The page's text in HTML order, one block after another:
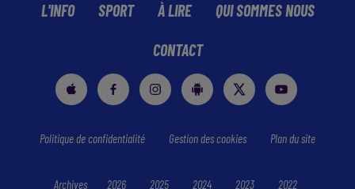
L'INFO SPORT À LIRE QUI SOMMES NOUS
CONTACT
Politique de confidentialité Gestion des cookies Plan du site
Archives 2026 2025 2024 2023 2022